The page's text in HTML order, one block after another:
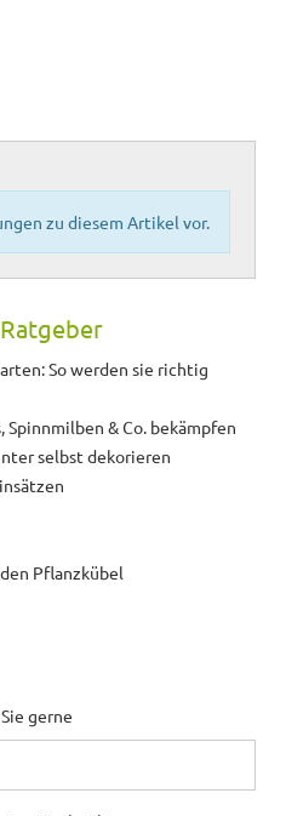
zu diesem Artikel vor.
Ratgeber
So werden sie richtig
& Co. bekämpfen
selbst dekorieren
Pflanzkübel
gerne